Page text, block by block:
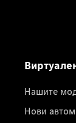
Нашите
Нови